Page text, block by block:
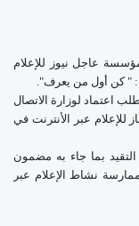
عاجل نيوز للإعلام
" كن أول من يعرف".
يوم 5 جويلية 2021، وتقدم بطلب اعتماد لوزارة الاتصال
كجهاز للإعلام عبر الأنترنت في
التقيد بما جاء به مضمون
نشاط الإعلام عبر